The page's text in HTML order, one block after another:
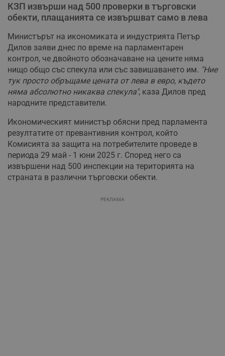
КЗП извърши над 500 проверки в търговски
обекти, плащанията се извършват само в лева
Министърът на икономиката и индустрията Петър
Дилов заяви днес по време на парламентарен
контрол, че двойното обозначаване на цените няма
нищо общо със спекула или със завишаването им. "Ние
тук просто обръщаме цената от лева в евро, където
няма абсолютно никаква спекула", каза Дилов пред
народните представители.
Икономическият министър обясни пред парламента
резултатите от превантивния контрол, който
Комисията за защита на потребителите проведе в
периода 29 май - 1 юни 2025 г. Според него са
извършени над 500 инспекции на територията на
страната в различни търговски обекти.
РЕКЛАМА